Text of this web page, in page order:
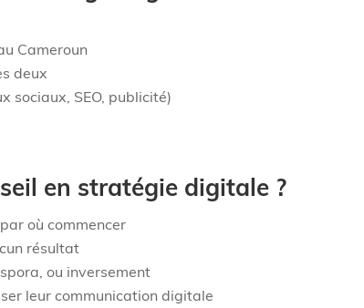
Cameroun
deux
sociaux, SEO, publicité)
en stratégie digitale ?
où commencer
résultat
ou inversement
leur communication digitale